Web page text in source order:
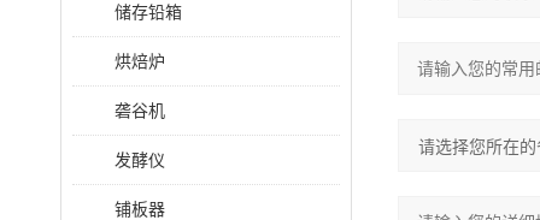
储存铅箱
烘焙炉
砻谷机
发酵仪
铺板器